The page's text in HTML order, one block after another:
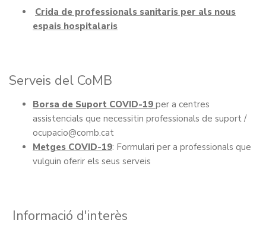
Crida de professionals sanitaris per als nous
espais hospitalaris
Serveis del CoMB
Borsa de Suport COVID-19 per a centres
assistencials que necessitin professionals de suport /
ocupacio@comb.cat
Metges COVID-19: Formulari per a professionals que
vulguin oferir els seus serveis
Informació d'interès